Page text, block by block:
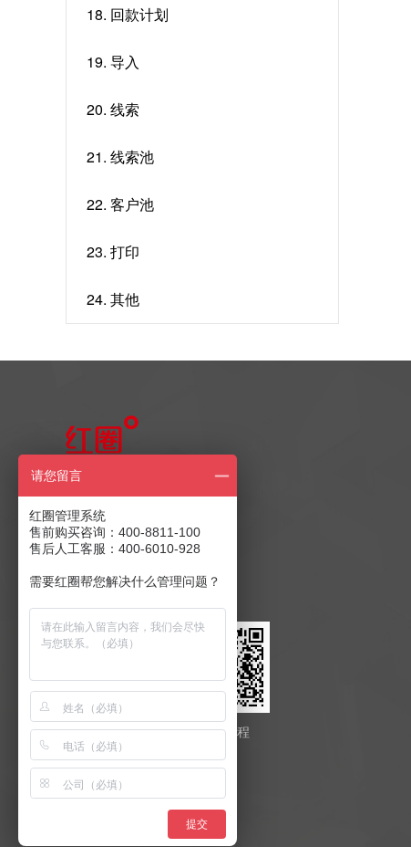
18. 回款计划
19. 导入
20. 线索
21. 线索池
22. 客户池
23. 打印
24. 其他
售前产品咨询
400-8811-100
售后客服：400-6010-928
商务合作：
发送至邮箱
红圈云 红圈工程
请您留言
红圈管理系统
售前购买咨询：400-8811-100
售后人工客服：400-6010-928
需要红圈帮您解决什么管理问题？
提交